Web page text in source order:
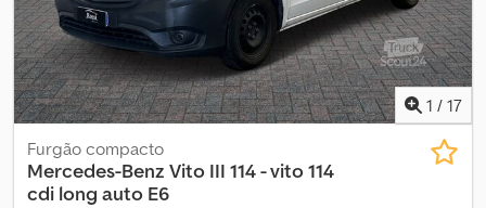
1 / 17
Furgão compacto
Mercedes-Benz Vito III 114 - vito 114
cdi long auto E6